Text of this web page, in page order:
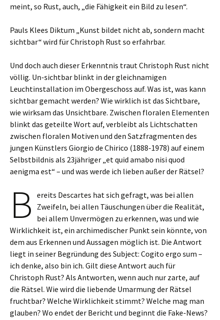
meint, so Rust, auch, „die Fähigkeit ein Bild zu lesen“.
Pauls Klees Diktum „Kunst bildet nicht ab, sondern macht
sichtbar“ wird für Christoph Rust so erfahrbar.
Und doch auch dieser Erkenntnis traut Christoph Rust nicht
völlig. Un-sichtbar blinkt in der gleichnamigen
Leuchtinstallation im Obergeschoss auf. Was ist, was kann
sichtbar gemacht werden? Wie wirklich ist das Sichtbare,
wie wirksam das Unsichtbare. Zwischen floralen Elementen
blinkt das geteilte Wort auf, verbleibt als Lichtschatten
zwischen floralen Motiven und den Satzfragmenten des
jungen Künstlers Giorgio de Chirico (1888-1978) auf einem
Selbstbildnis als 23jähriger „et quid amabo nisi quod
aenigma est“ – und was werde ich lieben außer der Rätsel?
B ereits Descartes hat sich gefragt, was bei allen
Zweifeln, bei allen Täuschungen über die Realität,
bei allem Unvermögen zu erkennen, was und wie
Wirklichkeit ist, ein archimedischer Punkt sein könnte, von
dem aus Erkennen und Aussagen möglich ist. Die Antwort
liegt in seiner Begründung des Subject: Cogito ergo sum –
ich denke, also bin ich. Gilt diese Antwort auch für
Christoph Rust? Als Antworten, wenn auch nur zarte, auf
die Rätsel. Wie wird die liebende Umarmung der Rätsel
fruchtbar? Welche Wirklichkeit stimmt? Welche mag man
glauben? Wo endet der Bericht und beginnt die Fake-News?